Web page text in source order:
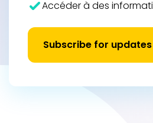
Accéder à des
Subscribe for updates